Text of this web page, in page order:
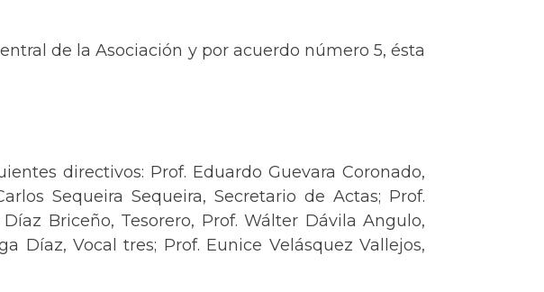
de la Asociación y por acuerdo número 5, ésta
directivos: Prof. Eduardo Guevara Coronado,
Sequeira Sequeira, Secretario de Actas; Prof.
Briceño, Tesorero, Prof. Wálter Dávila Angulo,
Díaz, Vocal tres; Prof. Eunice Velásquez Vallejos,